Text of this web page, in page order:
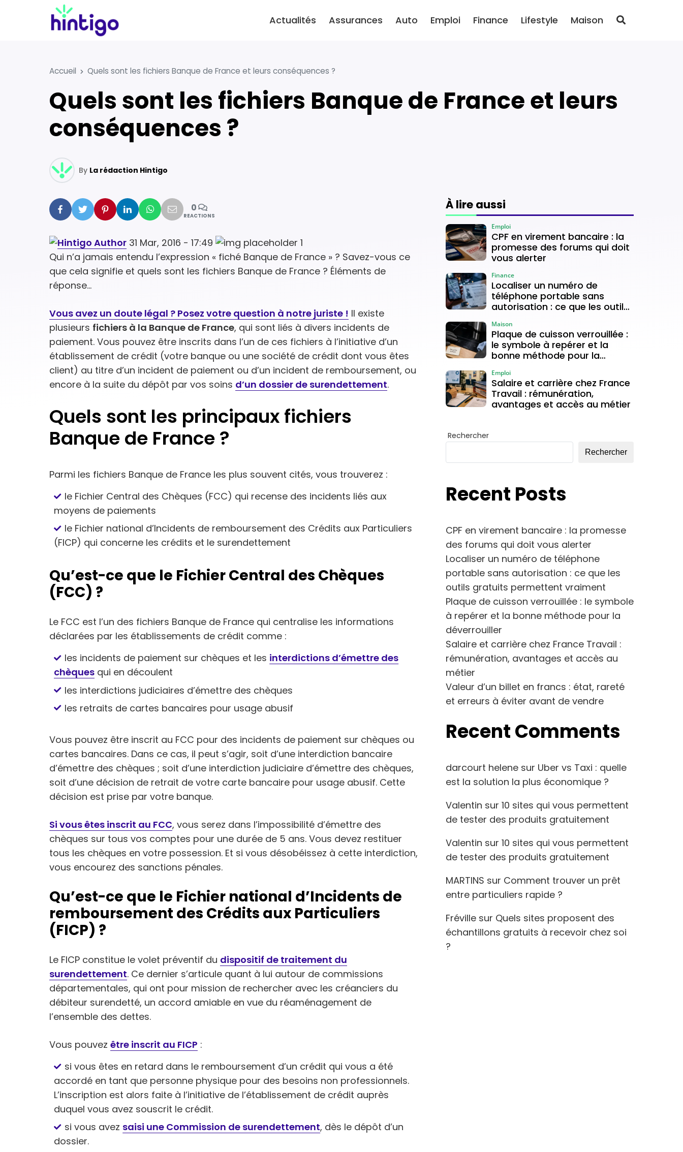
Actualités Assurances Auto Emploi Finance Lifestyle Maison
Accueil Quels sont les fichiers Banque de France et leurs conséquences ?
Quels sont les fichiers Banque de France et leurs
conséquences ?
By La rédaction Hintigo
Facebook
Twitter PinterestLinkedinWhatsapp
Mail0
REACTIONS
31 Mar, 2016 - 17:49
Qui n’a jamais entendu l’expression « fiché Banque de France » ? Savez-vous ce
que cela signifie et quels sont les fichiers Banque de France ? Éléments de
réponse…
Vous avez un doute légal ? Posez votre question à notre juriste ! Il existe
plusieurs fichiers à la Banque de France, qui sont liés à divers incidents de
paiement. Vous pouvez être inscrits dans l’un de ces fichiers à l’initiative d’un
établissement de crédit (votre banque ou une société de crédit dont vous êtes
client) au titre d’un incident de paiement ou d’un incident de remboursement, ou
encore à la suite du dépôt par vos soins d’un dossier de surendettement.
Quels sont les principaux fichiers
Banque de France ?
Parmi les fichiers Banque de France les plus souvent cités, vous trouverez :
le Fichier Central des Chèques (FCC) qui recense des incidents liés aux
moyens de paiements
le Fichier national d’Incidents de remboursement des Crédits aux Particuliers
(FICP) qui concerne les crédits et le surendettement
Qu’est-ce que le Fichier Central des Chèques
(FCC) ?
Le FCC est l’un des fichiers Banque de France qui centralise les informations
déclarées par les établissements de crédit comme :
les incidents de paiement sur chèques et les interdictions d’émettre des
chèques qui en découlent
les interdictions judiciaires d’émettre des chèques
les retraits de cartes bancaires pour usage abusif
Vous pouvez être inscrit au FCC pour des incidents de paiement sur chèques ou
cartes bancaires. Dans ce cas, il peut s’agir, soit d’une interdiction bancaire
d’émettre des chèques ; soit d’une interdiction judiciaire d’émettre des chèques,
soit d’une décision de retrait de votre carte bancaire pour usage abusif. Cette
décision est prise par votre banque.
Si vous êtes inscrit au FCC, vous serez dans l’impossibilité d’émettre des
chèques sur tous vos comptes pour une durée de 5 ans. Vous devez restituer
tous les chèques en votre possession. Et si vous désobéissez à cette interdiction,
vous encourez des sanctions pénales.
Qu’est-ce que le Fichier national d’Incidents de
remboursement des Crédits aux Particuliers
(FICP) ?
Le FICP constitue le volet préventif du dispositif de traitement du
surendettement. Ce dernier s’articule quant à lui autour de commissions
départementales, qui ont pour mission de rechercher avec les créanciers du
débiteur surendetté, un accord amiable en vue du réaménagement de
l’ensemble des dettes.
Vous pouvez être inscrit au FICP :
si vous êtes en retard dans le remboursement d’un crédit qui vous a été
accordé en tant que personne physique pour des besoins non professionnels.
L’inscription est alors faite à l’initiative de l’établissement de crédit auprès
duquel vous avez souscrit le crédit.
si vous avez saisi une Commission de surendettement, dès le dépôt d’un
dossier.
À lire aussi
CPF en virement bancaire : la
promesse des forums qui doit
vous alerter
Emploi
Localiser un numéro de
téléphone portable sans
autorisation : ce que les outils
Finance
Plaque de cuisson verrouillée :
le symbole à repérer et la
bonne méthode pour la
Maison
Salaire et carrière chez France
Travail : rémunération,
avantages et accès au métier
Emploi
Rechercher
Rechercher
Recent Posts
CPF en virement bancaire : la promesse
des forums qui doit vous alerter
Localiser un numéro de téléphone
portable sans autorisation : ce que les
outils gratuits permettent vraiment
Plaque de cuisson verrouillée : le symbole
à repérer et la bonne méthode pour la
déverrouiller
Salaire et carrière chez France Travail :
rémunération, avantages et accès au
métier
Valeur d’un billet en francs : état, rareté
et erreurs à éviter avant de vendre
Recent Comments
darcourt helene sur Uber vs Taxi : quelle
est la solution la plus économique ?
Valentin sur 10 sites qui vous permettent
de tester des produits gratuitement
Valentin sur 10 sites qui vous permettent
de tester des produits gratuitement
MARTINS sur Comment trouver un prêt
entre particuliers rapide ?
Fréville sur Quels sites proposent des
échantillons gratuits à recevoir chez soi
?